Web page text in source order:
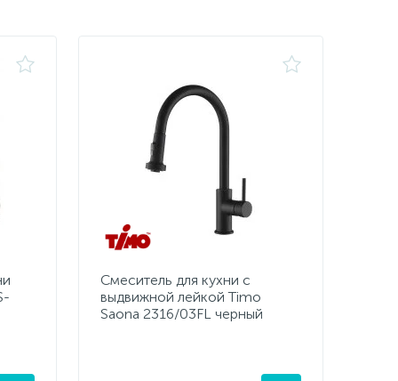
Смеситель для кухни с
выдвижной лейкой Timo
Saona 2316/03FL черный